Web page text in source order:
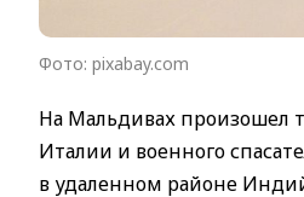
Фото: pixabay.com
На Мальдивах произошел
Италии и военного
в удаленном районе